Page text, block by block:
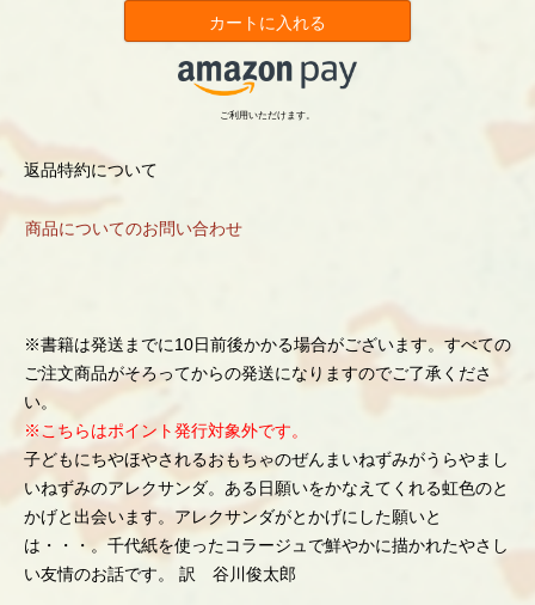
カートに入れる
ご利用いただけます。
返品特約について
商品についてのお問い合わせ
※書籍は発送までに10日前後かかる場合がございます。すべての
ご注文商品がそろってからの発送になりますのでご了承くださ
い。
※こちらはポイント発行対象外です。
子どもにちやほやされるおもちゃのぜんまいねずみがうらやまし
いねずみのアレクサンダ。ある日願いをかなえてくれる虹色のと
かげと出会います。アレクサンダがとかげにした願いと
は・・・。千代紙を使ったコラージュで鮮やかに描かれたやさし
い友情のお話です。 訳 谷川俊太郎